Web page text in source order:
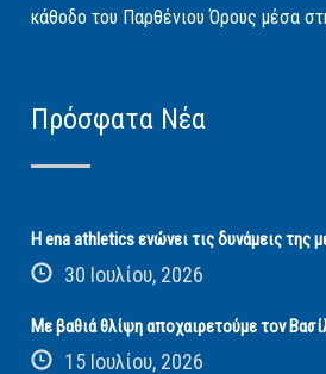
κάθοδο του Παρθένιου Όρους μέσα
Πρόσφατα Νέα
Η ena athletics ενώνει τις δυνάμεις
30 Ιουλίου, 2026
Με βαθιά θλίψη αποχαιρετούμε τον
15 Ιουλίου, 2026